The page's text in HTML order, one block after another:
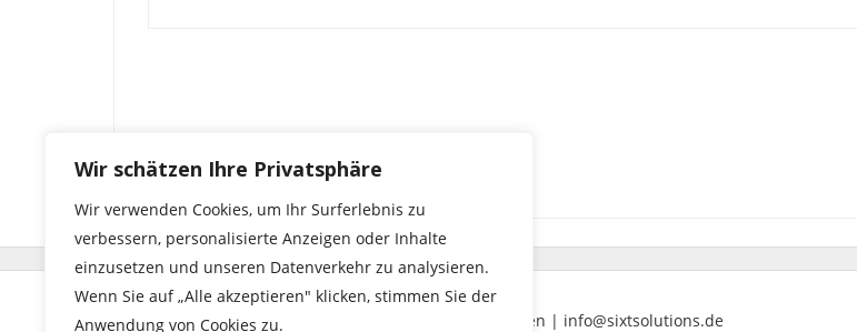
Wir schätzen Ihre Privatsphäre
Wir verwenden Cookies, um Ihr Surferlebnis zu
verbessern, personalisierte Anzeigen oder Inhalte
einzusetzen und unseren Datenverkehr zu analysieren.
Wenn Sie auf „Alle akzeptieren" klicken, stimmen Sie der
Anwendung von Cookies zu.
© 2023 by sixtsolutions | seehalde 29 | 71364 winnenden | info@sixtsolutions.de